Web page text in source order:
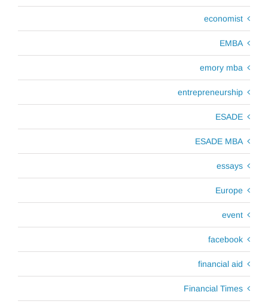
economist
EMBA
emory mba
entrepreneurship
ESADE
ESADE MBA
essays
Europe
event
facebook
financial aid
Financial Times